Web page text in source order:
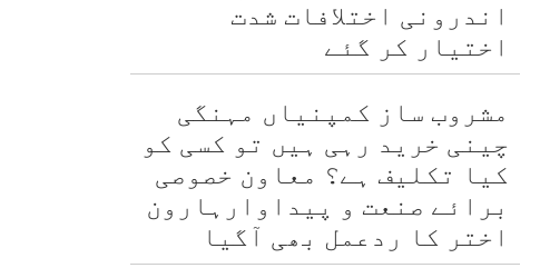
اندرونی اختلافات شدت
اختیار کر گئے
مشروب ساز کمپنیاں مہنگی
چینی خرید رہی ہیں تو کسی کو
کیا تکلیف ہے؟ معاون خصوصی
برائے صنعت و پیداوارہارون
اختر کا ردعمل بھی آگیا